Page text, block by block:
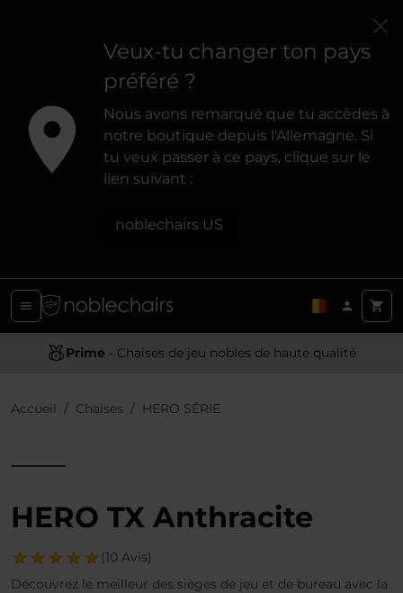
Veux-tu changer ton pays
préféré ?
Nous avons remarqué que tu accèdes à
notre boutique depuis l'Allemagne. Si
tu veux passer à ce pays, clique sur le
lien suivant :
noblechairs US
Prime - Chaises de jeu nobles de haute qualité
Accueil Chaises HERO SÉRIE
HERO TX Anthracite
(10 Avis)
Découvrez le meilleur des sièges de jeu et de bureau avec la